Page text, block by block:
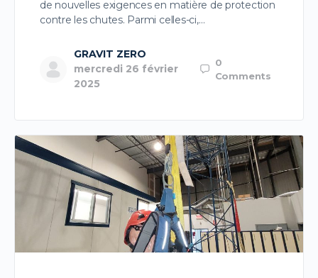
de nouvelles exigences en matière de protection
contre les chutes. Parmi celles-ci,…
GRAVIT ZERO
mercredi 26 février
2025
0
Comments